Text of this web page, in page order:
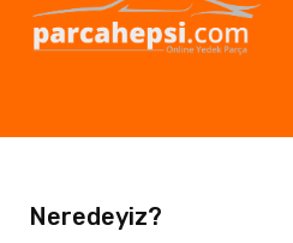
Neredeyiz?